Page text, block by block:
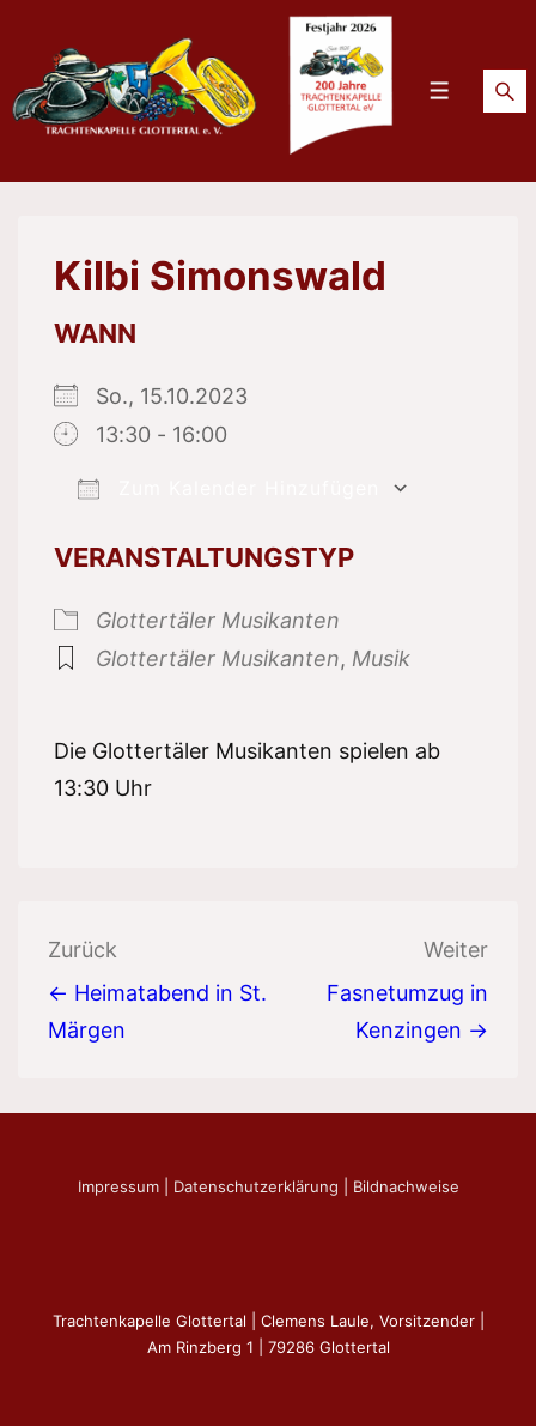
Inhalt
Menü
Kilbi Simonswald
WANN
So., 15.10.2023
13:30 - 16:00
VERANSTALTUNGSTYP
Glottertäler Musikanten
Glottertäler Musikanten, Musik
Die Glottertäler Musikanten spielen ab
13:30 Uhr
Beitragsnavigation
Zurück
← Heimatabend in St.
Märgen
Weiter
Fasnetumzug in
Kenzingen →
Impressum| Datenschutzerklärung Bildnachweise
Trachtenkapelle Glottertal | Clemens Laule, Vorsitzender |
Am Rinzberg 1 | 79286 Glottertal